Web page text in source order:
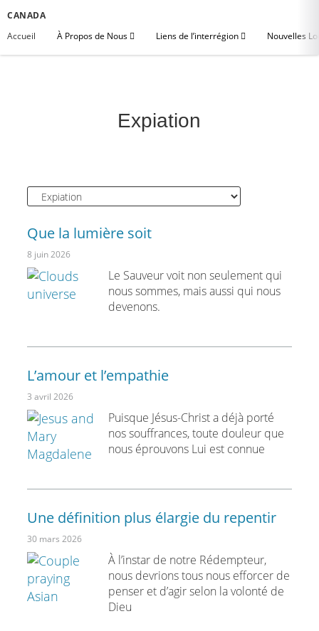
CANADA
Accueil
À Propos de Nous Liens de l’interrégion Nouvelles
Expiation
Que la lumière soit
8 juin 2026
Le Sauveur voit non seulement qui
nous sommes, mais aussi qui nous
devenons.
L’amour et l’empathie
3 avril 2026
Puisque Jésus-Christ a déjà porté
nos souffrances, toute douleur que
nous éprouvons Lui est connue
Une définition plus élargie du repentir
30 mars 2026
À l’instar de notre Rédempteur,
nous devrions tous nous efforcer de
penser et d’agir selon la volonté de
Dieu